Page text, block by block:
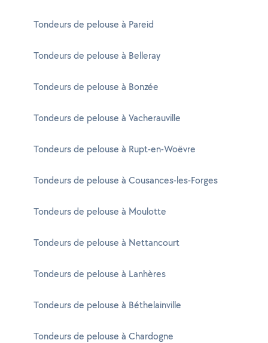
Tondeurs de pelouse à Pareid
Tondeurs de pelouse à Belleray
Tondeurs de pelouse à Bonzée
Tondeurs de pelouse à Vacherauville
Tondeurs de pelouse à Rupt-en-Woëvre
Tondeurs de pelouse à Cousances-les-Forges
Tondeurs de pelouse à Moulotte
Tondeurs de pelouse à Nettancourt
Tondeurs de pelouse à Lanhères
Tondeurs de pelouse à Béthelainville
Tondeurs de pelouse à Chardogne